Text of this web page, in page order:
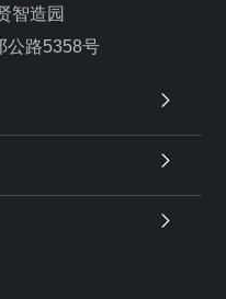
智造园
公路5358号